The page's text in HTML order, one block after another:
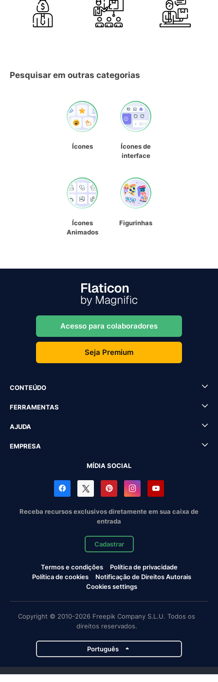
Pesquisar em outras categorias
Ícones
Ícones de
interface
Ícones
Animados
Figurinhas
Acesso para colaboradores
Seja Premium
CONTEÚDO
FERRAMENTAS
AJUDA
EMPRESA
MÍDIA SOCIAL
Receba recursos exclusivos diretamente em sua caixa de
entrada
Cadastrar
Termos e condições
Política de privacidade
Política de cookies
Notificação de Direitos Autorais
Cookies settings
Copyright © 2010-2026 Freepik Company S.L.U. Todos os
direitos reservados.
Português